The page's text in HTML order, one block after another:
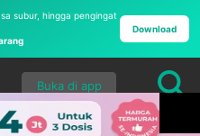
subur, hingga pengingat
Download
Buka di app